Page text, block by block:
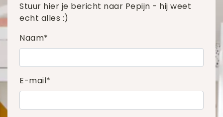
Stuur hier je bericht naar Pepijn - hij weet
echt alles :)
Naam*
E-mail*